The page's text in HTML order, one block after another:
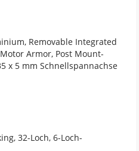
Removable Integrated
Armor, Post Mount-
x 5 mm Schnellspannachse
32-Loch, 6-Loch-